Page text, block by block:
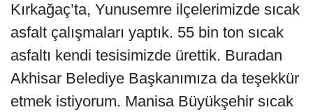
Kırkağaç’ta, Yunusemre ilçelerimizde sıcak
asfalt çalışmaları yaptık. 55 bin ton sıcak
asfaltı kendi tesisimizde ürettik. Buradan
Akhisar Belediye Başkanımıza da teşekkür
etmek istiyorum. Manisa Büyükşehir sıcak